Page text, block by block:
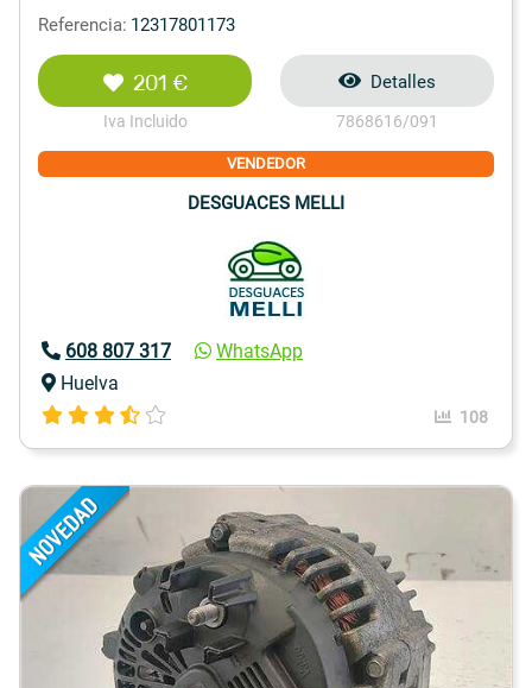
Referencia: 12317801173
201 €
Iva Incluido
Detalles
7868616/091
VENDEDOR
DESGUACES MELLI
608 807 317
WhatsApp
Huelva
108